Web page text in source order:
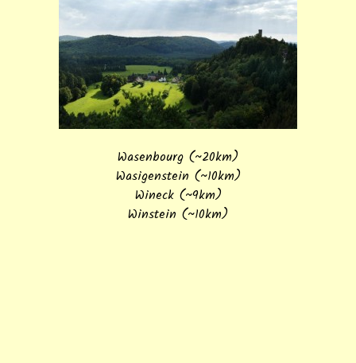
Wasenbourg (~20km)
Wasigenstein (~10km)
Wineck (~9km)
Winstein (~10km)